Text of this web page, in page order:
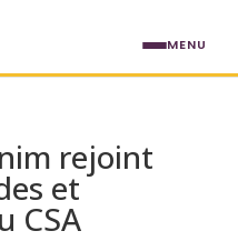
rejoint
et
CSA
MENU